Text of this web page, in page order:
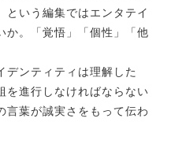
という編集ではエンタテイ
か。「覚悟」「個性」「他
デンティティは理解した
を進行しなければならない
言葉が誠実さをもって伝わ